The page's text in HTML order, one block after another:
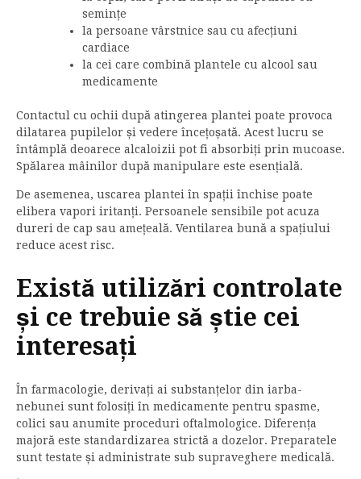
semințe
la persoane vârstnice sau cu afecțiuni
cardiace
la cei care combină plantele cu alcool sau
medicamente
Contactul cu ochii după atingerea plantei poate provoca
dilatarea pupilelor și vedere încețoșată. Acest lucru se
întâmplă deoarece alcaloizii pot fi absorbiți prin mucoase.
Spălarea mâinilor după manipulare este esențială.
De asemenea, uscarea plantei în spații închise poate
elibera vapori iritanți. Persoanele sensibile pot acuza
dureri de cap sau amețeală. Ventilarea bună a spațiului
reduce acest risc.
Există utilizări controlate
și ce trebuie să știe cei
interesați
În farmacologie, derivați ai substanțelor din iarba-
nebunei sunt folosiți în medicamente pentru spasme,
colici sau anumite proceduri oftalmologice. Diferența
majoră este standardizarea strictă a dozelor. Preparatele
sunt testate și administrate sub supraveghere medicală.